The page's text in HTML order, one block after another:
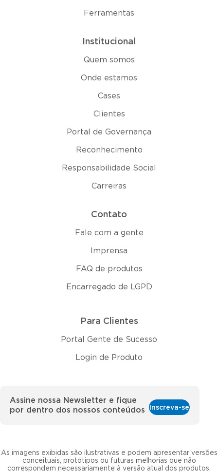
Ferramentas
Institucional
Quem somos
Onde estamos
Cases
Clientes
Portal de Governança
Reconhecimento
Responsabilidade Social
Carreiras
Contato
Fale com a gente
Imprensa
FAQ de produtos
Encarregado de LGPD
Para Clientes
Portal Gente de Sucesso
Login de Produto
As imagens exibidas são ilustrativas e podem apresentar versões
conceituais, protótipos ou futuras melhorias que não
correspondem necessariamente à versão atual dos produtos.
Assine nossa Newsletter e fique
por dentro dos nossos conteúdos
Inscreva-se